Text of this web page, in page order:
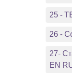
25 -
26 -
27-
EN